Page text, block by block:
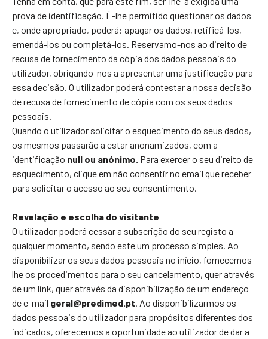
prova de identificação. É-lhe permitido questionar os dados
e, onde apropriado, poderá: apagar os dados, retificá-los,
emendá-los ou completá-los. Reservamo-nos ao direito de
recusa de fornecimento da cópia dos dados pessoais do
utilizador, obrigando-nos a apresentar uma justificação para
essa decisão. O utilizador poderá contestar a nossa decisão
de recusa de fornecimento de cópia com os seus dados
pessoais.
Quando o utilizador solicitar o esquecimento do seus dados,
os mesmos passarão a estar anonamizados, com a
identificação null ou anónimo. Para exercer o seu direito de
esquecimento, clique em não consentir no email que receber
para solicitar o acesso ao seu consentimento.
Revelação e escolha do visitante
O utilizador poderá cessar a subscrição do seu registo a
qualquer momento, sendo este um processo simples. Ao
disponibilizar os seus dados pessoais no início, fornecemos-
lhe os procedimentos para o seu cancelamento, quer através
de um link, quer através da disponibilização de um endereço
de e-mail geral@predimed.pt. Ao disponibilizarmos os
dados pessoais do utilizador para propósitos diferentes dos
indicados, oferecemos a oportunidade ao utilizador de dar a